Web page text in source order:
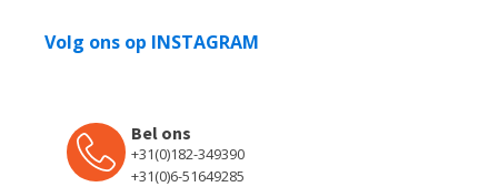
Volg ons op INSTAGRAM
Bel ons
+31(0)182-349390
+31(0)6-51649285